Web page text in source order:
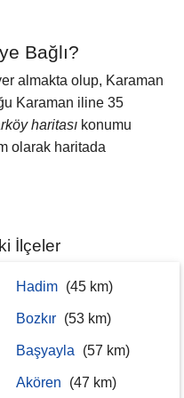
Bağlı?
almakta olup, Karaman
Karaman iline 35
haritası konumu
olarak haritada
İlçeler
Hadim (45 km)
Bozkır (53 km)
Başyayla (57 km)
Akören (47 km)